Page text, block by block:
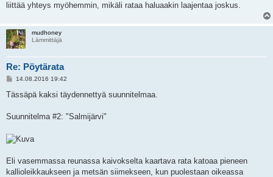
liittää yhteys myöhemmin, mikäli rataa haluaakin laajentaa joskus.
mudhoney
Lämmittäjä
Re: Pöytärata
V
e
14.08.2016 19:42
Tässäpä kaksi täydennettyä suunnitelmaa.
Suunnitelma #2: "Salmijärvi"
Eli vasemmassa reunassa kaivokselta kaartava rata katoaa pieneen
kallioleikkaukseen ja metsän siimekseen, kun puolestaan oikeassa